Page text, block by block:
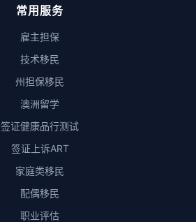
常用服务
雇主担保
技术移民
州担保移民
澳洲留学
签证健康品行测试
签证上诉ART
家庭类移民
配偶移民
职业评估